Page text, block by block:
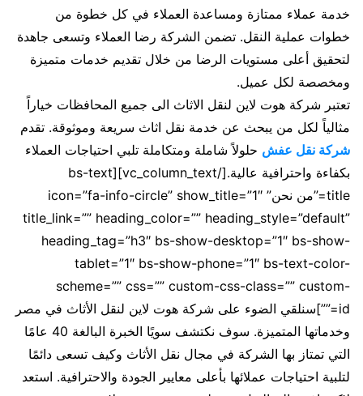
خدمة عملاء ممتازة ومساعدة العملاء في كل خطوة من
خطوات عملية النقل. تضمن الشركة رضا العملاء وتسعى جاهدة
لتحقيق أعلى مستويات الرضا من خلال تقديم خدمات متميزة
ومخصصة لكل عميل.
تعتبر شركة هوت لاين لنقل الاثاث الى جميع المحافظات خياراً
مثالياً لكل من يبحث عن خدمة نقل اثاث سريعة وموثوقة. تقدم
شركة نقل عفش حلولاً شاملة ومتكاملة تلبي احتياجات العملاء
بكفاءة واحترافية عالية.[/vc_column_text][bs-text
title=”من نحن” icon=”fa-info-circle” show_title=”1″
title_link=”” heading_color=”” heading_style=”default”
heading_tag=”h3″ bs-show-desktop=”1″ bs-show-
tablet=”1″ bs-show-phone=”1″ bs-text-color-
scheme=”” css=”” custom-css-class=”” custom-
id=””]سنلقي الضوء على شركة هوت لاين لنقل الأثاث في مصر
وخدماتها المتميزة. سوف نكتشف سويًا الخبرة البالغة 40 عامًا
التي تمتاز بها الشركة في مجال نقل الأثاث وكيف تسعى دائمًا
لتلبية احتياجات عملائها بأعلى معايير الجودة والاحترافية. استعد